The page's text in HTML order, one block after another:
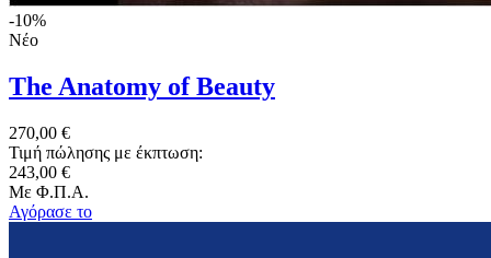
-10%
Νέο
The Anatomy of Beauty
270,00 €
Τιμή πώλησης με έκπτωση:
243,00 €
Με Φ.Π.Α.
Αγόρασε το